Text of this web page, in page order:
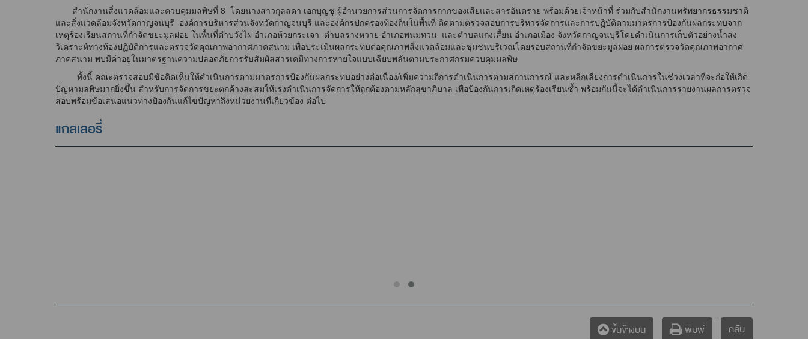
สำนักงานสิ่งแวดล้อมและควบคุมมลพิษที่ 8 โดยนางสาวกุลลดา เอกบุญชู ผู้อำนวยการส่วนการจัดการกากของเสียและสารอันตราย พร้อมด้วยเจ้าหน้าที่ ร่วมกับสำนักงานทรัพยากรธรรมชาติ
และสิ่งแวดล้อมจังหวัดกาญจนบุรี องค์การบริหารส่วนจังหวัดกาญจนบุรี และองค์กรปกครองท้องถิ่นในพื้นที่ ติดตามตรวจสอบการบริหารจัดการและการปฏิบัติตามมาตรการป้องกันผลกระทบจาก
เหตุร้องเรียนสถานที่กำจัดขยะมูลฝอย ในพื้นที่ตำบวังไผ่ อำเภอห้วยกระเจา ตำบลรางหวาย อำเภอพนมทวน และตำบลแก่งเสี้ยน อำเภอเมือง จังหวัดกาญจนบุรีโดยดำเนินการเก็บตัวอย่างน้ำส่ง
วิเคราะห์ทางห้องปฏิบัติการและตรวจวัดคุณภาพอากาศภาคสนาม เพื่อประเมินผลกระทบต่อคุณภาพสิ่งแวดล้อมและชุมชนบริเวณโดยรอบสถานที่กำจัดขยะมูลฝอย ผลการตรวจวัดคุณภาพอากาศ
ภาคสนาม พบมีค่าอยู่ในมาตรฐานความปลอดภัยการรับสัมผัสสารเคมีทางการหายใจแบบเฉียบพลันตามประกาศกรมควบคุมมลพิษ
ทั้งนี้ คณะตรวจสอบมีข้อคิดเห็นให้ดำเนินการตามมาตรการป้องกันผลกระทบอย่างต่อเนื่อง/เพิ่มความถี่การดำเนินการตามสถานการณ์ และหลีกเลี่ยงการดำเนินการในช่วงเวลาที่จะก่อให้เกิด
ปัญหามลพิษมากยิ่งขึ้น สำหรับการจัดการขยะตกค้างสะสมให้เร่งดำเนินการจัดการให้ถูกต้องตามหลักสุขาภิบาล เพื่อป้องกันการเกิดเหตุร้องเรียนซ้ำ พร้อมกันนี้จะได้ดำเนินการรายงานผลการตรวจ
สอบพร้อมข้อเสนอแนวทางป้องกันแก้ไขปัญหาถึงหน่วยงานที่เกี่ยวข้อง ต่อไป
แกลเลอรี่
ขึ้นข้างบน พิมพ์ กลับ